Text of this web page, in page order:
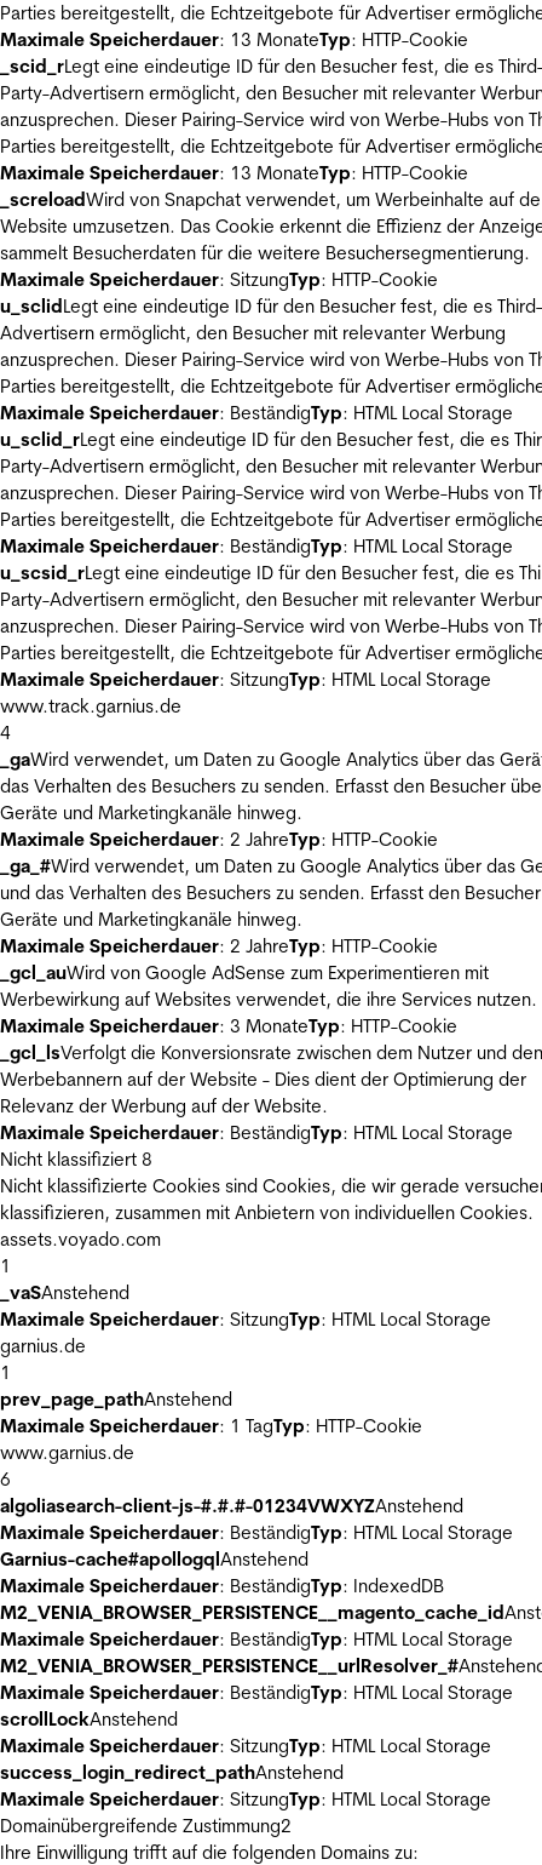
Parties bereitgestellt, die Echtzeitgebote für Advertiser
Maximale Speicherdauer: 13 MonateTyp: HTTP-Cookie
_scid_rLegt eine eindeutige ID für den Besucher fest, die es
Party-Advertisern ermöglicht, den Besucher mit relevanter
anzusprechen. Dieser Pairing-Service wird von Werbe-Hubs von
Parties bereitgestellt, die Echtzeitgebote für Advertiser
Maximale Speicherdauer: 13 MonateTyp: HTTP-Cookie
_screloadWird von Snapchat verwendet, um Werbeinhalte auf
Website umzusetzen. Das Cookie erkennt die Effizienz der
sammelt Besucherdaten für die weitere Besuchersegmentierung.
Maximale Speicherdauer: SitzungTyp: HTTP-Cookie
u_sclidLegt eine eindeutige ID für den Besucher fest, die es
Advertisern ermöglicht, den Besucher mit relevanter Werbung
anzusprechen. Dieser Pairing-Service wird von Werbe-Hubs von
Parties bereitgestellt, die Echtzeitgebote für Advertiser
Maximale Speicherdauer: BeständigTyp: HTML Local Storage
u_sclid_rLegt eine eindeutige ID für den Besucher fest, die es
Party-Advertisern ermöglicht, den Besucher mit relevanter
anzusprechen. Dieser Pairing-Service wird von Werbe-Hubs von
Parties bereitgestellt, die Echtzeitgebote für Advertiser
Maximale Speicherdauer: BeständigTyp: HTML Local Storage
u_scsid_rLegt eine eindeutige ID für den Besucher fest, die es
Party-Advertisern ermöglicht, den Besucher mit relevanter
anzusprechen. Dieser Pairing-Service wird von Werbe-Hubs von
Parties bereitgestellt, die Echtzeitgebote für Advertiser
Maximale Speicherdauer: SitzungTyp: HTML Local Storage
www.track.garnius.de
4
_gaWird verwendet, um Daten zu Google Analytics über das
das Verhalten des Besuchers zu senden. Erfasst den Besucher
Geräte und Marketingkanäle hinweg.
Maximale Speicherdauer: 2 JahreTyp: HTTP-Cookie
_ga_#Wird verwendet, um Daten zu Google Analytics über das
und das Verhalten des Besuchers zu senden. Erfasst den
Geräte und Marketingkanäle hinweg.
Maximale Speicherdauer: 2 JahreTyp: HTTP-Cookie
_gcl_auWird von Google AdSense zum Experimentieren mit
Werbewirkung auf Websites verwendet, die ihre Services nutzen.
Maximale Speicherdauer: 3 MonateTyp: HTTP-Cookie
_gcl_lsVerfolgt die Konversionsrate zwischen dem Nutzer und den
Werbebannern auf der Website - Dies dient der Optimierung der
Relevanz der Werbung auf der Website.
Maximale Speicherdauer: BeständigTyp: HTML Local Storage
Nicht klassifiziert 8
Nicht klassifizierte Cookies sind Cookies, die wir gerade
klassifizieren, zusammen mit Anbietern von individuellen Cookies.
assets.voyado.com
1
_vaSAnstehend
Maximale Speicherdauer: SitzungTyp: HTML Local Storage
garnius.de
1
prev_page_pathAnstehend
Maximale Speicherdauer: 1 TagTyp: HTTP-Cookie
www.garnius.de
6
algoliasearch-client-js-#.#.#-01234VWXYZAnstehend
Maximale Speicherdauer: BeständigTyp: HTML Local Storage
Garnius-cache#apollogqlAnstehend
Maximale Speicherdauer: BeständigTyp: IndexedDB
M2_VENIA_BROWSER_PERSISTENCE__magento_cache_id
Maximale Speicherdauer: BeständigTyp: HTML Local Storage
M2_VENIA_BROWSER_PERSISTENCE__urlResolver_#
Maximale Speicherdauer: BeständigTyp: HTML Local Storage
scrollLockAnstehend
Maximale Speicherdauer: SitzungTyp: HTML Local Storage
success_login_redirect_pathAnstehend
Maximale Speicherdauer: SitzungTyp: HTML Local Storage
Domainübergreifende Zustimmung2
Ihre Einwilligung trifft auf die folgenden Domains zu: